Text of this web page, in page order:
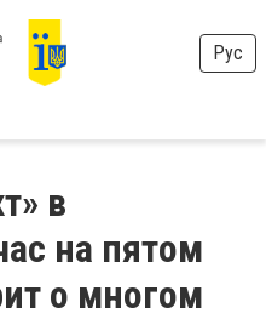
Рус
в
на пятом
о многом